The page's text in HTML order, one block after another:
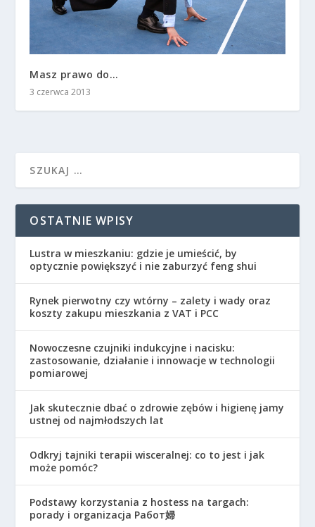
Masz prawo do…
3 czerwca 2013
OSTATNIE WPISY
Lustra w mieszkaniu: gdzie je umieścić, by
optycznie powiększyć i nie zaburzyć feng shui
Rynek pierwotny czy wtórny – zalety i wady oraz
koszty zakupu mieszkania z VAT i PCC
Nowoczesne czujniki indukcyjne i nacisku:
zastosowanie, działanie i innowacje w technologii
pomiarowej
Jak skutecznie dbać o zdrowie zębów i higienę jamy
ustnej od najmłodszych lat
Odkryj tajniki terapii wisceralnej: co to jest i jak
może pomóc?
Podstawy korzystania z hostess na targach:
porady i organizacja Работ婦